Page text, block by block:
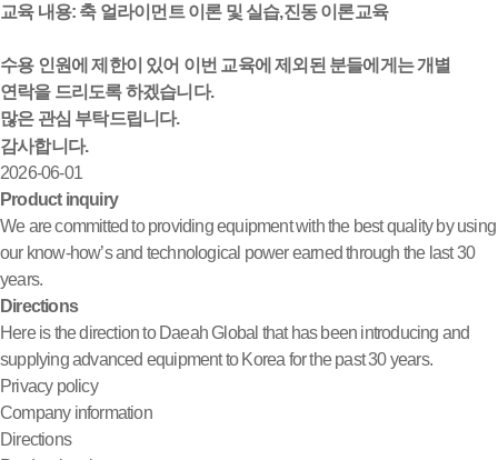
교육 내용: 축 얼라이먼트 이론 및 실습,진동 이론교육
수용 인원에 제한이 있어 이번 교육에 제외된 분들에게는 개별
연락을 드리도록 하겠습니다.
많은 관심 부탁드립니다.
감사합니다.
2026-06-01
Product inquiry
We are committed to providing equipment with the best quality by using
our know-how’s and technological power earned through the last 30
years.
Directions
Here is the direction to Daeah Global that has been introducing and
supplying advanced equipment to Korea for the past 30 years.
Privacy policy
Company information
Directions